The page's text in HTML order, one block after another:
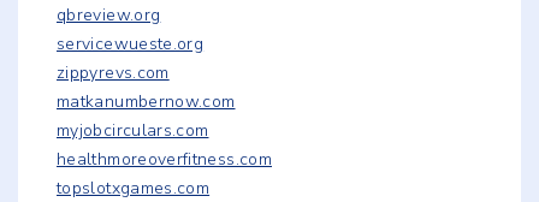
qbreview.org
servicewueste.org
zippyrevs.com
matkanumbernow.com
myjobcirculars.com
healthmoreoverfitness.com
topslotxgames.com